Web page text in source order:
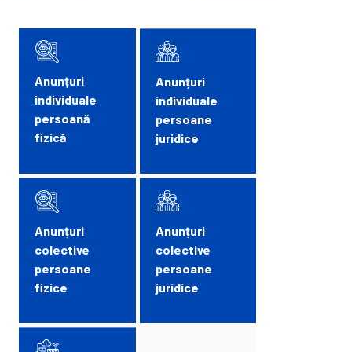
Anunțuri
individuale
persoană
fizică
Anunțuri
colective
persoane
fizice
Anunțuri
individuale
persoane
juridice
Anunțuri
colective
persoane
juridice